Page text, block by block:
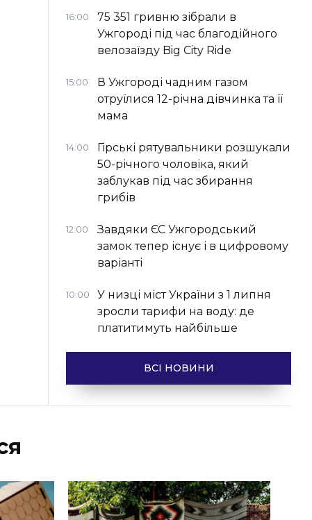
16:00
75 351 гривню зібрали в
Ужгороді під час благодійного
велозаїзду Big Сity Ride
15:00
В Ужгороді чадним газом
отруїлися 12-річна дівчинка та її
мама
14:00
Гірські рятувальники розшукали
50-річного чоловіка, який
заблукав під час збирання
грибів
12:00
Завдяки ЄС Ужгородський
замок тепер існує і в цифровому
варіанті
10:00
У низці міст України з 1 липня
зросли тарифи на воду: де
платитимуть найбільше
ВСІ НОВИНИ